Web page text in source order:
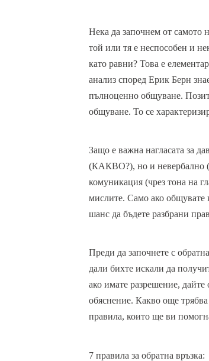
Нека да започнем от самото
той или тя е неспособен и
като равни? Това е
анализ според Ерик Берн
пълноценно общуване.
общуване. То се
Защо е важна нагласата за
(КАКВО?), но и невербално
комуникация (чрез тона на
мислите. Само ако общувате
шанс да бъдете разбрани
Преди да започнете с
дали бихте искали да
ако имате разрешение,
обяснение. Какво още
правила, които ще ви
7 правила за обратна връзка: